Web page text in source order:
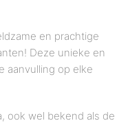
en prachtige
Deze unieke en
aanvulling op elke
ook wel bekend als de